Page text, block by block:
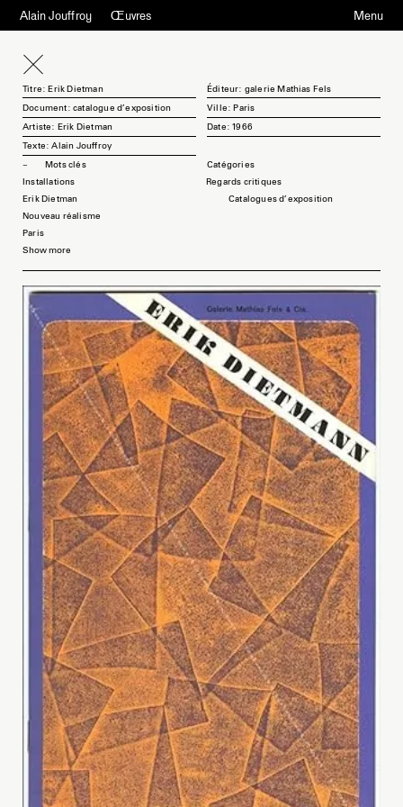
Alain Jouffroy Œuvres Menu
Titre: Erik Dietman
Éditeur: galerie Mathias Fels
Document: catalogue d'exposition
Ville: Paris
Artiste: Erik Dietman
Date: 1966
Texte: Alain Jouffroy
Mots clés
Installations
Erik Dietman
Nouveau réalisme
Paris
Show more
Regards critiques
Catalogues d'exposition